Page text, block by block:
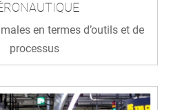
en termes d’outils et de
processus